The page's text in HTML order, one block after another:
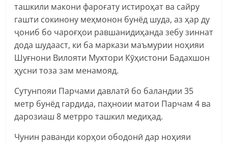
ташкили макони фароғату истироҳат ва сайру
гашти сокинону меҳмонон бунёд шуда, аз ҳар ду
ҷониб бо чароғҳои равшанидиҳанда зебу зиннат
дода шудааст, ки ба маркази маъмурии ноҳияи
Шуғнони Вилояти Мухтори Кӯҳистони Бадахшон
ҳусни тоза зам менамояд.
Сутунпояи Парчами давлатӣ бо баландии 35
метр бунёд гардида, паҳноии матои Парчам 4 ва
дарозиаш 8 метрро ташкил медиҳад.
Чунин раванди корҳои ободонӣ дар ноҳияи